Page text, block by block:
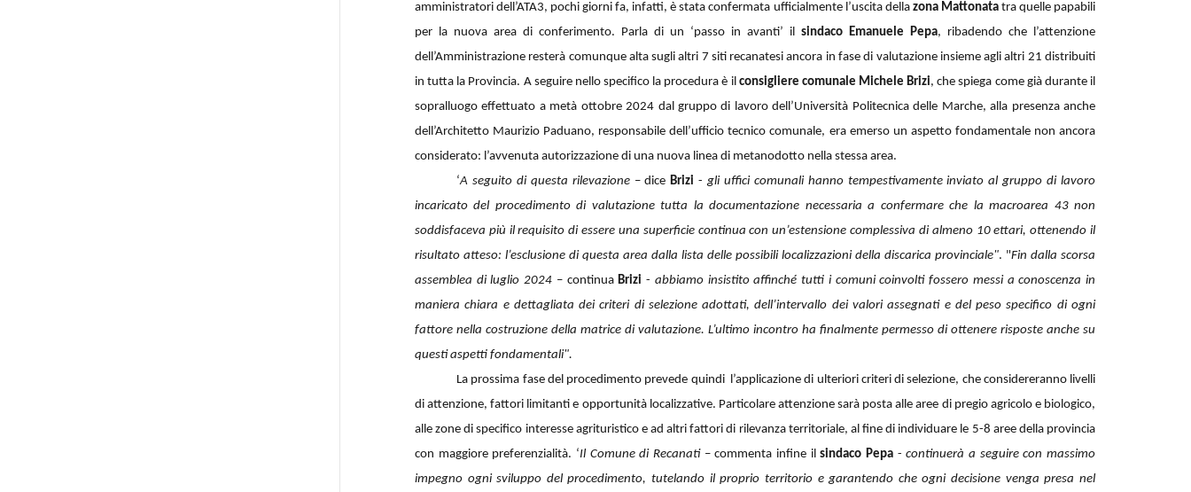
amministratori dell’ATA3, pochi giorni fa, infatti, è stata confermata ufficialmente l’uscita della zona Mattonatatra quelle papabili
per la nuova area di conferimento. Parla di un ‘passo in avanti’ il sindaco Emanuele Pepa, ribadendo che l’attenzione
dell’Amministrazione resterà comunque alta sugli altri 7 siti recanatesi ancora in fase di valutazione insieme agli altri 21 distribuiti
in tutta la Provincia. A seguire nello specifico la procedura è il consigliere comunale Michele Brizi, che spiega come già durante il
sopralluogo effettuato a metà ottobre 2024 dal gruppo di lavoro dell’Università Politecnica delle Marche, alla presenza anche
dell’Architetto Maurizio Paduano, responsabile dell’ufficio tecnico comunale, era emerso un aspetto fondamentale non ancora
considerato: l’avvenuta autorizzazione di una nuova linea di metanodotto nella stessa area.
‘A seguito di questa rilevazione– diceBrizi -gli uffici comunali hanno tempestivamente inviato al gruppo di lavoro
incaricato del procedimento di valutazione tutta la documentazione necessaria a confermare che la macroarea 43 non
soddisfaceva più il requisito di essere una superficie continua con un’estensione complessiva di almeno 10 ettari, ottenendo il
risultato atteso: l’esclusione di questa area dalla lista delle possibili localizzazioni della discarica provinciale". "Fin dalla scorsa
assemblea di luglio 2024 – continuaBrizi - abbiamo insistito affinché tutti i comuni coinvolti fossero messi a conoscenza in
maniera chiara e dettagliata dei criteri di selezione adottati, dell’intervallo dei valori assegnati e del peso specifico di ogni
fattore nella costruzione della matrice di valutazione. L’ultimo incontro ha finalmente permesso di ottenere risposte anche su
questi aspetti fondamentali".
La prossima fase del procedimento prevede quindi l’applicazione di ulteriori criteri di selezione, che considereranno livelli
di attenzione, fattori limitanti e opportunità localizzative. Particolare attenzione sarà posta alle aree di pregio agricolo e biologico,
alle zone di specifico interesse agrituristico e ad altri fattori di rilevanza territoriale, al fine di individuare le 5-8 aree della provincia
con maggiore preferenzialità. ‘Il Comune di Recanati– commenta infine ilsindaco Pepa -continuerà a seguire con massimo
impegno ogni sviluppo del procedimento, tutelando il proprio territorio e garantendo che ogni decisione venga presa nel